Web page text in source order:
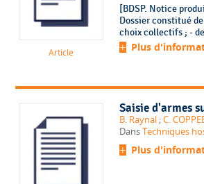
Article
[BDSP. Notice
Dossier constitué
choix collectifs ; -
Plus
Saisie d'armes
B. Raynal ;C.
DansTechniques
Plus